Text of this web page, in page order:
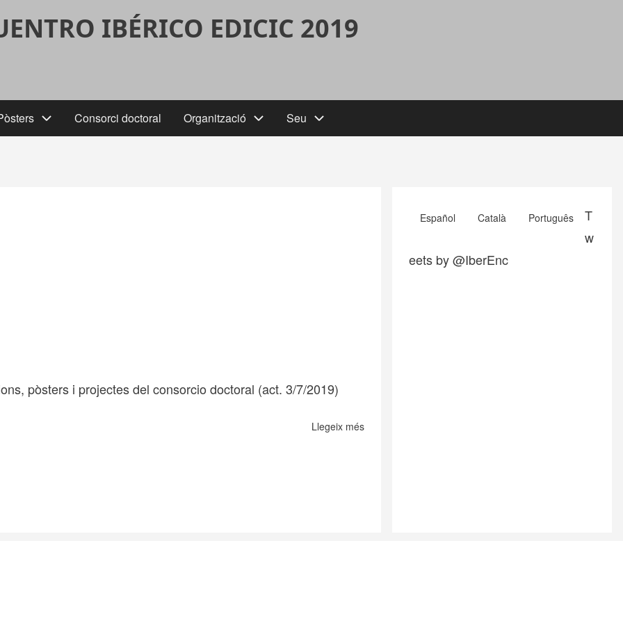
IBÉRICO EDICIC 2019
Consorci doctoral Organització Seu
pòsters i projectes del consorcio doctoral (act. 3/7/2019)
Llegeix méssobre
Español Català Português
T
w
eets by @IberEnc